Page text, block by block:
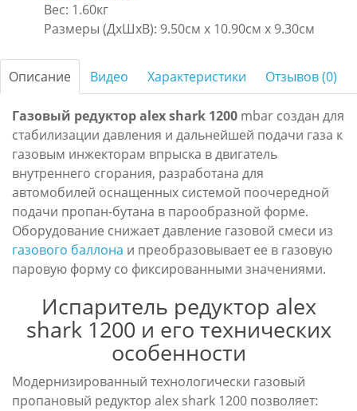
Вес: 1.60кг
Размеры (ДxШxВ): 9.50см x 10.90см x 9.30см
Описание Видео Характеристики Отзывов (0)
Газовый редуктор alex shark 1200 mbar создан для
стабилизации давления и дальнейшей подачи газа к
газовым инжекторам впрыска в двигатель
внутреннего сгорания, разработана для
автомобилей оснащенных системой поочередной
подачи пропан-бутана в парообразной форме.
Оборудование снижает давление газовой смеси из
газового баллона и преобразовывает ее в газовую
паровую форму со фиксированными значениями.
Испаритель редуктор alex
shark 1200 и его технических
особенности
Модернизированный технологически газовый
пропановый редуктор alex shark 1200 позволяет: